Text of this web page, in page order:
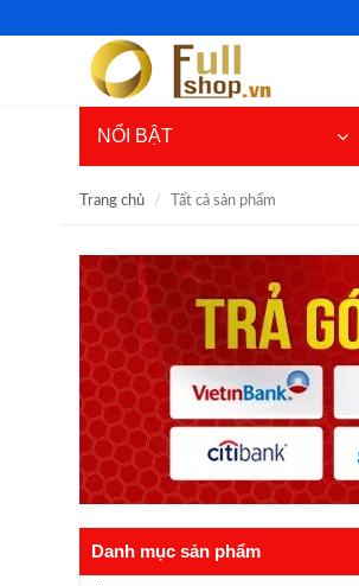
NỔI BẬT
Trang chủ Tất cả sản phẩm
Danh mục sản phẩm